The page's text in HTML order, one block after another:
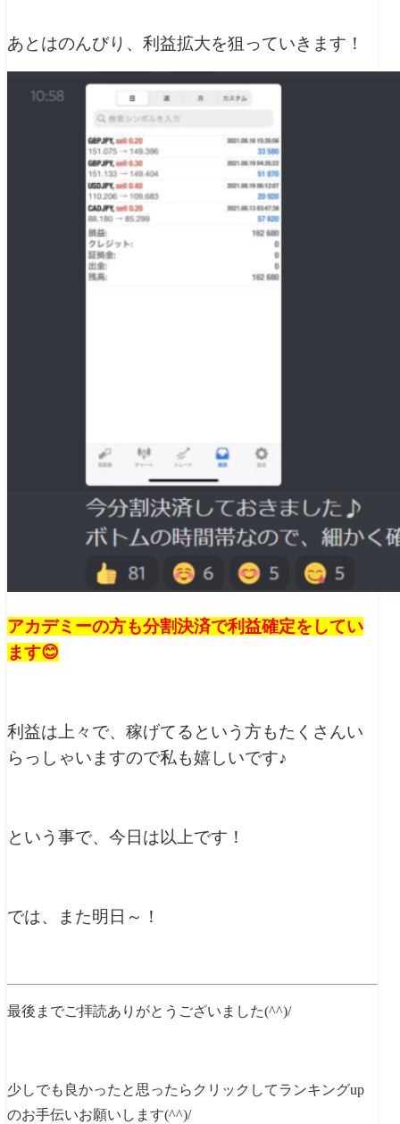
あとはのんびり、利益拡大を狙っていきます！
アカデミーの方も分割決済で利益確定をしてい
ます😊
利益は上々で、稼げてるという方もたくさんい
らっしゃいますので私も嬉しいです♪
という事で、今日は以上です！
では、また明日～！
最後までご拝読ありがとうございました(^^)/
少しでも良かったと思ったらクリックしてランキングup
のお手伝いお願いします(^^)/